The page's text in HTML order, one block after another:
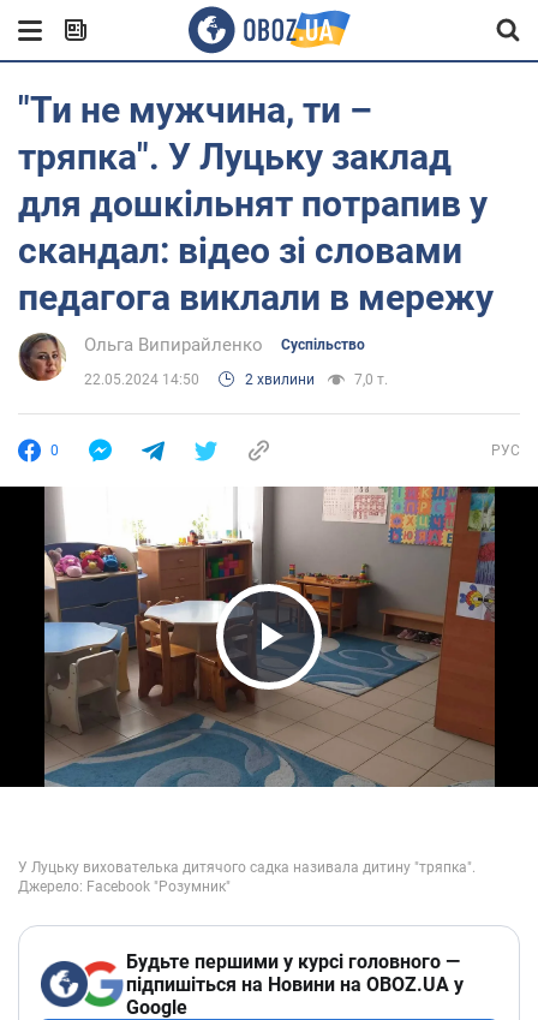
"Ти не мужчина, ти –
тряпка". У Луцьку заклад
для дошкільнят потрапив у
скандал: відео зі словами
педагога виклали в мережу
Ольга Випирайленко Суспільство
22.05.2024 14:50 2 хвилини 7,0 т.
0 РУС
Play Video
Будьте першими у курсі головного —
підпишіться на Новини на OBOZ.UA у
Google